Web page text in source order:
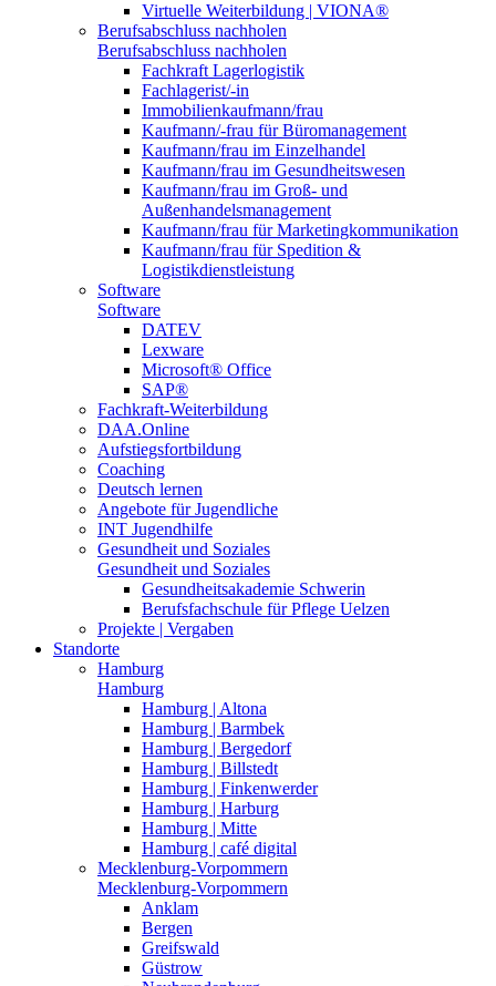
Virtuelle Weiterbildung | VIONA®
Berufsabschluss nachholen
Berufsabschluss nachholen
Fachkraft Lagerlogistik
Fachlagerist/-in
Immobilienkaufmann/frau
Kaufmann/-frau für Büromanagement
Kaufmann/frau im Einzelhandel
Kaufmann/frau im Gesundheitswesen
Kaufmann/frau im Groß- und
Außenhandelsmanagement
Kaufmann/frau für Marketingkommunikation
Kaufmann/frau für Spedition &
Logistikdienstleistung
Software
Software
DATEV
Lexware
Microsoft® Office
SAP®
Fachkraft-Weiterbildung
DAA.Online
Aufstiegsfortbildung
Coaching
Deutsch lernen
Angebote für Jugendliche
INT Jugendhilfe
Gesundheit und Soziales
Gesundheit und Soziales
Gesundheitsakademie Schwerin
Berufsfachschule für Pflege Uelzen
Projekte | Vergaben
Standorte
Hamburg
Hamburg
Hamburg | Altona
Hamburg | Barmbek
Hamburg | Bergedorf
Hamburg | Billstedt
Hamburg | Finkenwerder
Hamburg | Harburg
Hamburg | Mitte
Hamburg | café digital
Mecklenburg-Vorpommern
Mecklenburg-Vorpommern
Anklam
Bergen
Greifswald
Güstrow